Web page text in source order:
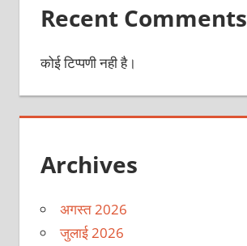
Recent Comments
कोई टिप्पणी नही है।
Archives
अगस्त 2026
जुलाई 2026